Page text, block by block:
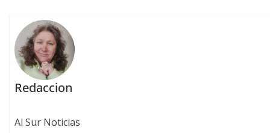
Redaccion
Al Sur Noticias